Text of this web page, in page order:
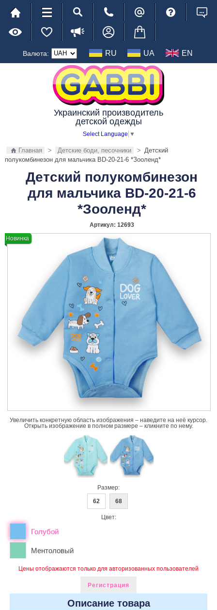
Валюта: RU UA EN
Украинский производитель
детской одежды
Select Language ▼
Главная > Детские боди, песочники > Детский
полукомбинезон для мальчика BD-20-21-6 *Зооленд*
Детский полукомбинезон
для мальчика BD-20-21-6
*Зооленд*
Артикул: 12693
Новинка
Увеличить конкретную область изображения – наведите на неё курсор.
Открыть изображение в полном размере – кликните по нему.
Размер:
62
68
Цвет:
Голубой
Ментоловый
Цены отображаются только для авторизованных пользователей
Регистрация
Описание товара